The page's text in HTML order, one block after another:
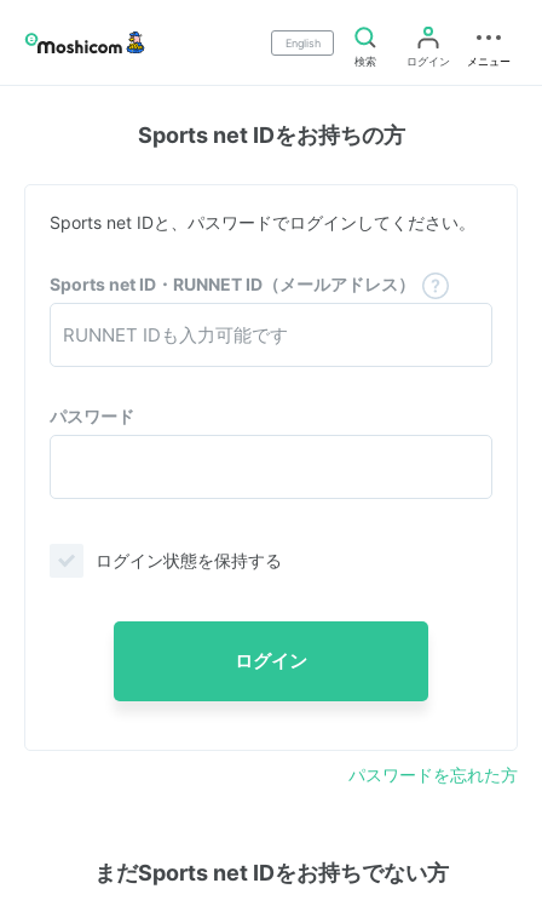
English
検索
ログイン メニュー
Sports net IDをお持ちの方
Sports net IDと、パスワードでログインしてください。
Sports net ID・RUNNET ID（メールアドレス）
パスワード
ログイン状態を保持する
ログイン
パスワードを忘れた方
まだSports net IDをお持ちでない方